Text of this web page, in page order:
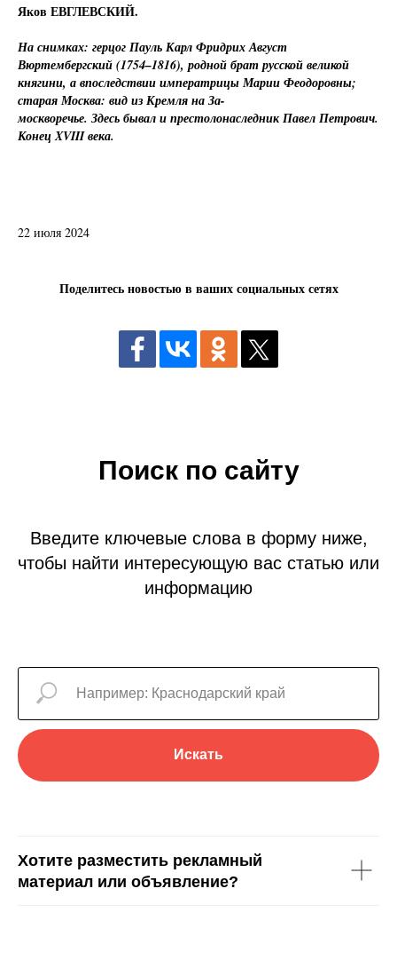
Яков ЕВГЛЕВСКИЙ.
На снимках: герцог Пауль Карл Фридрих Август
Вюртембергский (1754–1816), родной брат русской великой
княгини, а впоследствии императрицы Марии Феодоровны;
старая Москва: вид из Кремля на За-
москворечье. Здесь бывал и престолонаследник Павел Петрович.
Конец XVIII века.
22 июля 2024
Поделитесь новостью в ваших социальных сетях
Поиск по сайту
Введите ключевые слова в форму ниже,
чтобы найти интересующую вас статью или
информацию
Искать
Хотите разместить рекламный
материал или объявление?